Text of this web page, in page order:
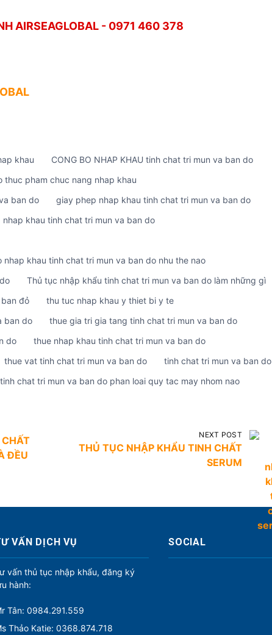
AIRSEAGLOBAL - 0971 460 378
khau
CONG BO NHAP KHAU tinh chat tri mun va ban do
thuc pham chuc nang nhap khau
ban do
giay phep nhap khau tinh chat tri mun va ban do
nhap khau tinh chat tri mun va ban do
khau tinh chat tri mun va ban do nhu the nao
Thủ tục nhập khẩu tinh chat tri mun va ban do làm những gì
ban đỏ
thu tuc nhap khau y thiet bi y te
ban do
thue gia tri gia tang tinh chat tri mun va ban do
do
thue nhap khau tinh chat tri mun va ban do
thue vat tinh chat tri mun va ban do
tinh chat tri mun va ban do
tinh chat tri mun va ban do phan loai quy tac may nhom nao
ĐỀU
NEXT POST
THỦ TỤC NHẬP KHẨU TINH CHẤT
SERUM
VẤN DỊCH VỤ
vấn thủ tục nhập khẩu, đăng ký
hành:
Tân: 0984.291.559
Thảo Katie: 0368.874.718
SOCIAL